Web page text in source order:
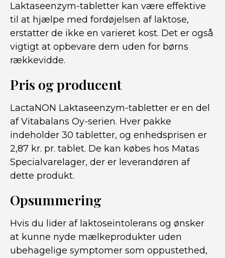
Laktaseenzym-tabletter kan være effektive
til at hjælpe med fordøjelsen af laktose,
erstatter de ikke en varieret kost. Det er også
vigtigt at opbevare dem uden for børns
rækkevidde.
Pris og producent
LactaNON Laktaseenzym-tabletter er en del
af Vitabalans Oy-serien. Hver pakke
indeholder 30 tabletter, og enhedsprisen er
2,87 kr. pr. tablet. De kan købes hos Matas
Specialvarelager, der er leverandøren af
dette produkt.
Opsummering
Hvis du lider af laktoseintolerans og ønsker
at kunne nyde mælkeprodukter uden
ubehagelige symptomer som oppustethed,